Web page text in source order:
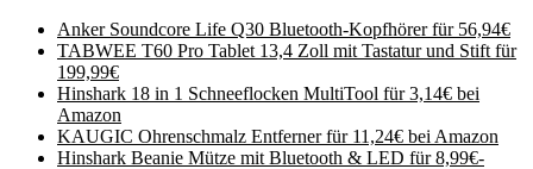
Anker Soundcore Life Q30 Bluetooth-Kopfhörer für 56,94€
TABWEE T60 Pro Tablet 13,4 Zoll mit Tastatur und Stift für
199,99€
Hinshark 18 in 1 Schneeflocken MultiTool für 3,14€ bei
Amazon
KAUGIC Ohrenschmalz Entferner für 11,24€ bei Amazon
Hinshark Beanie Mütze mit Bluetooth & LED für 8,99€-